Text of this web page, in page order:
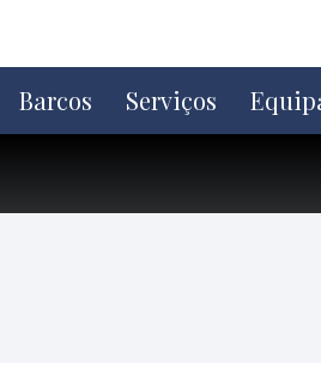
o
conteúdo
Barcos Serviços